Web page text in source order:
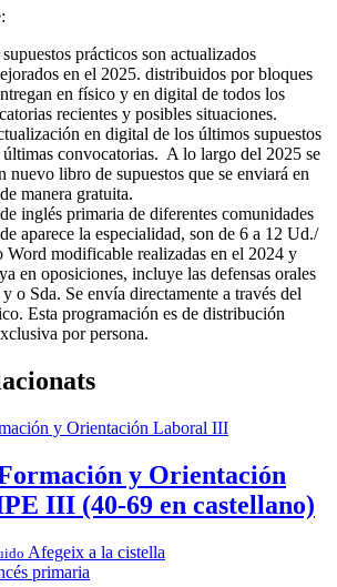
prácticos son actualizados
en el 2025. distribuidos por bloques
en físico y en digital de todos los
recientes y posibles situaciones.
en digital de los últimos supuestos
últimas convocatorias. A lo largo del 2025 se
nuevo libro de supuestos que se enviará en
manera gratuita.
inglés primaria de diferentes comunidades
aparece la especialidad, son de 6 a 12 Ud./
Word modificable realizadas en el 2024 y
en oposiciones, incluye las defensas orales
o Sda. Se envía directamente a través del
Esta programación es de distribución
por persona.
y Orientación
III (40-69 en castellano)
Afegeix a la cistella